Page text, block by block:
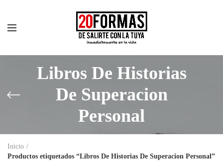
Libros De Historias
De Superacion
Personal
Inicio
Productos etiquetados “Libros De Historias De Superacion Personal”